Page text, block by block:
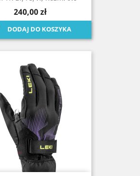
240,00 zł
DODAJ DO KOSZYKA